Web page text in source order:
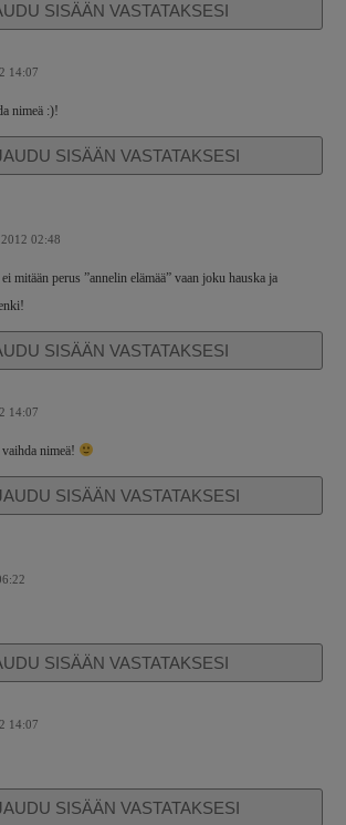
SISÄÄN VASTATAKSESI
14:07
nimeä :)!
SISÄÄN VASTATAKSESI
02:48
mitään perus ”annelin elämää” vaan joku hauska ja
SISÄÄN VASTATAKSESI
14:07
nimeä!
SISÄÄN VASTATAKSESI
SISÄÄN VASTATAKSESI
14:07
SISÄÄN VASTATAKSESI